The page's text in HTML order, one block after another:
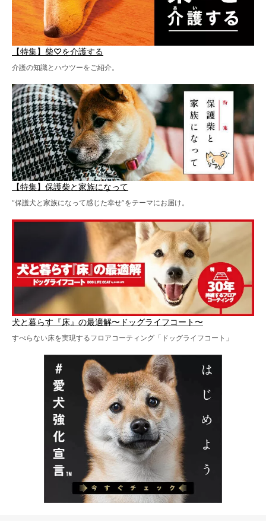
【特集】柴♡を介護する
介護の知識とハウツーをご紹介。
【特集】保護柴と家族になって
“保護犬と家族になって感じた幸せ”をテーマにお届け。
犬と暮らす『床』の最適解〜ドッグライフコート〜
すべらない床を実現するフロアコーティング「ドッグライフコート」